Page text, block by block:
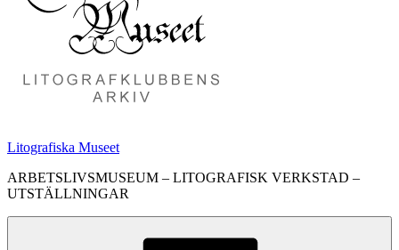
Litografiska Museet
ARBETSLIVSMUSEUM – LITOGRAFISK VERKSTAD –
UTSTÄLLNINGAR